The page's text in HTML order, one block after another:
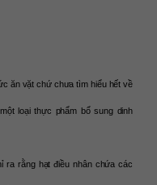
ăn vặt chứ chưa tìm hiểu hết về
loại thực phẩm bổ sung dinh
ra rằng hạt điều nhân chứa các